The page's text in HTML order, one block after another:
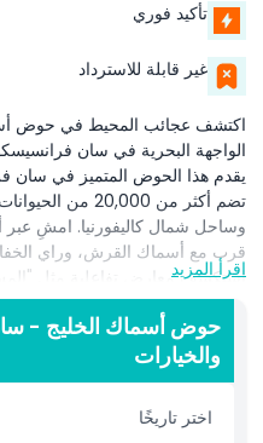
تأكيد فوري
غير قابلة للاسترداد
اكتشف عجائب المحيط في حوض
يقدم هذا الحوض المتميز في سان
تضم أكثر من
وساحل شمال كاليفورنيا. امشِ عبر
قرب مع أسماك القرش، وراي
استكشف معارض تفاعلية مثل
البحر والخيار البحري، وشاهد
الحي. يكرّس حوض أسماك الخليج
برامج تعليمية تفاعلية لجميع
الخليج" و"تحت الخليج"، فهو زيارة
والسياح. يقع بالقرب من رصيف
وهذا الحوض في سان فرانسيسكو
اقرأ المزيد
حوض أسماك الخليج -
والخيارات
اختر تاريخًا